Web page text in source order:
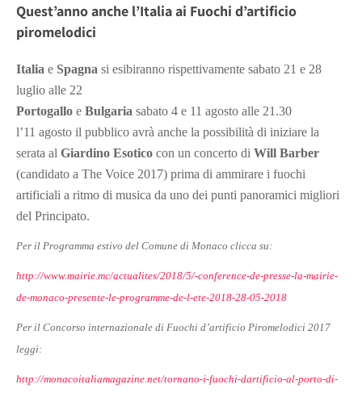
Quest’anno anche l’Italia ai Fuochi d’artificio
piromelodici
Italia e Spagna si esibiranno rispettivamente sabato 21 e 28
luglio alle 22
Portogallo e Bulgaria sabato 4 e 11 agosto alle 21.30
l’11 agosto il pubblico avrà anche la possibilità di iniziare la
serata al Giardino Esotico con un concerto di Will Barber
(candidato a The Voice 2017) prima di ammirare i fuochi
artificiali a ritmo di musica da uno dei punti panoramici migliori
del Principato.
Per il Programma estivo del Comune di Monaco clicca su:
http://www.mairie.mc/actualites/2018/5/-conference-de-presse-la-mairie-
de-monaco-presente-le-programme-de-l-ete-2018-28-05-2018
Per il Concorso internazionale di Fuochi d’artificio Piromelodici 2017
leggi:
http://monacoitaliamagazine.net/tornano-i-fuochi-dartificio-al-porto-di-